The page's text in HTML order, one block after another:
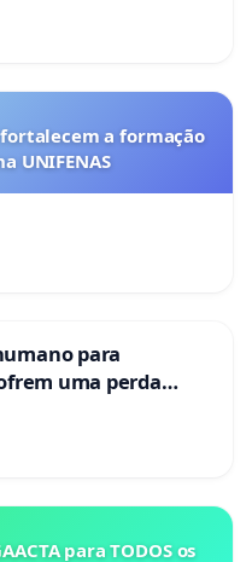
a formação
UNIFENAS
para
uma perda
para TODOS os